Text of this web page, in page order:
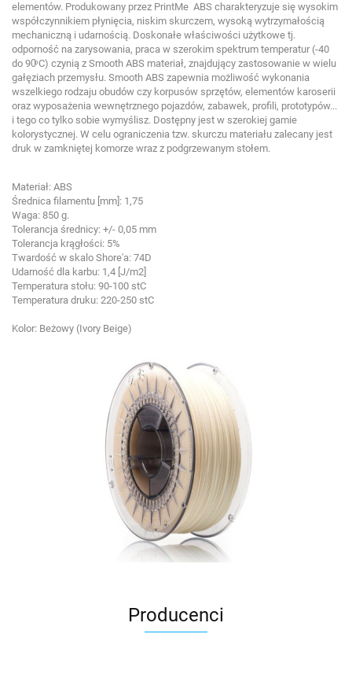
elementów. Produkowany przez PrintMe ABS charakteryzuje się wysokim
współczynnikiem płynięcia, niskim skurczem, wysoką wytrzymałością
mechaniczną i udarnością. Doskonałe właściwości użytkowe tj.
odporność na zarysowania, praca w szerokim spektrum temperatur (-40
do 90ͦ C) czynią z Smooth ABS materiał, znajdujący zastosowanie w wielu
gałęziach przemysłu. Smooth ABS zapewnia możliwość wykonania
wszelkiego rodzaju obudów czy korpusów sprzętów, elementów karoserii
oraz wyposażenia wewnętrznego pojazdów, zabawek, profili, prototypów...
i tego co tylko sobie wymyślisz. Dostępny jest w szerokiej gamie
kolorystycznej. W celu ograniczenia tzw. skurczu materiału zalecany jest
druk w zamkniętej komorze wraz z podgrzewanym stołem.
Materiał: ABS
Średnica filamentu [mm]: 1,75
Waga: 850 g.
Tolerancja średnicy: +/- 0,05 mm
Tolerancja krągłości: 5%
Twardość w skalo Shore'a: 74D
Udarność dla karbu: 1,4 [J/m2]
Temperatura stołu: 90-100 stC
Temperatura druku: 220-250 stC
Kolor: Beżowy (Ivory Beige)
Producenci